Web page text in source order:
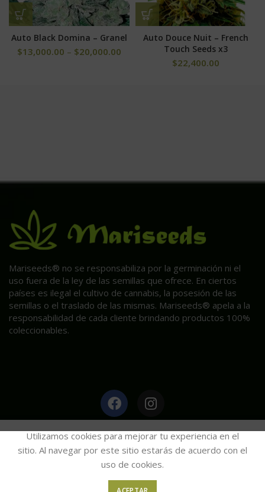
Auto Black Domina – Granel
$13,000.00 – $20,000.00
Auto Douce Nuit – French
Touch Seeds x3
$22,400.00
Mariseeds® no se responsabiliza por la germinación ni el
uso fuera de la ley de las semillas que ofrece. En ciertos
países es ilegal el cultivo de cannabis, la posesión de las
semillas o el traslado de las mismas. Mariseeds® apela a la
responsabilidad de cada cliente brindando productos 100%
coleccionables.
HAGA CLIC AQUÍ PARA INFORMACIÓN POST VENTA.
Utilizamos cookies para mejorar tu experiencia en el
sitio. Al navegar por este sitio estarás de acuerdo con el
uso de cookies.